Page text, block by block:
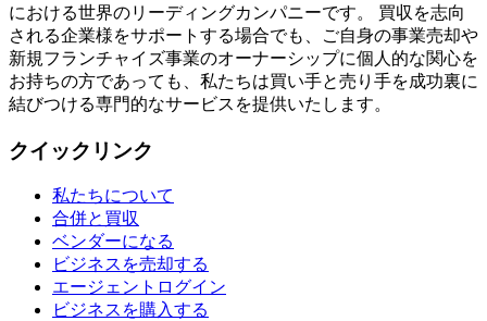
における世界のリーディングカンパニーです。 買収を志向
される企業様をサポートする場合でも、ご自身の事業売却や
新規フランチャイズ事業のオーナーシップに個人的な関心を
お持ちの方であっても、私たちは買い手と売り手を成功裏に
結びつける専門的なサービスを提供いたします。
クイックリンク
私たちについて
合併と買収
ベンダーになる
ビジネスを売却する
エージェントログイン
ビジネスを購入する